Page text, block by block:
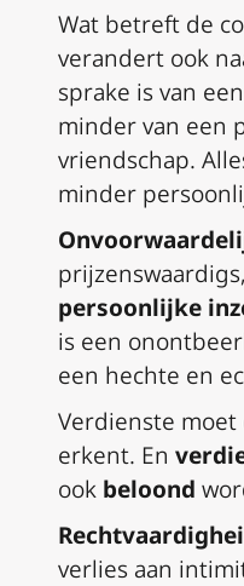
Wat betreft de
verandert ook
sprake is van
minder van een
vriendschap.
minder
persoonlijke
is een
een hechte en
Verdienste
erkent. En
ook beloond
verlies aan